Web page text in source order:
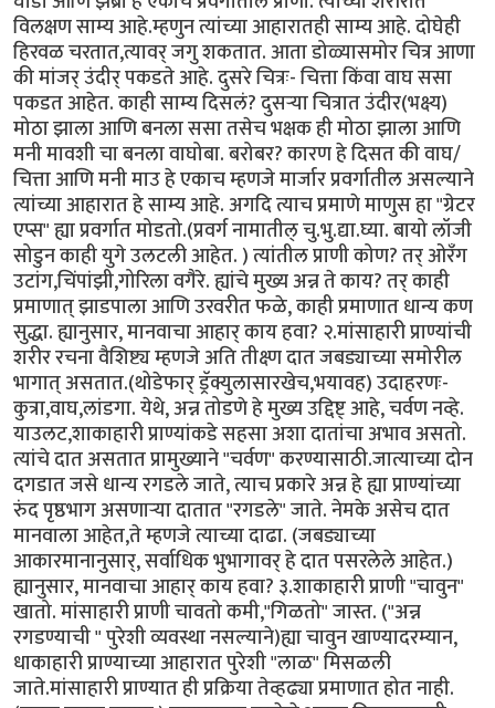
विलक्षण साम्य आहे.म्हणुन त्यांच्या आहारातही साम्य आहे. दोघेही
हिरवळ चरतात,त्यावर् जगु शकतात. आता डोळ्यासमोर चित्र आणा
की मांजर् उंदीर् पकडते आहे. दुसरे चित्रः- चित्ता किंवा वाघ ससा
पकडत आहेत. काही साम्य दिसलं? दुसर्‍या चित्रात उंदीर(भक्ष्य)
मोठा झाला आणि बनला ससा तसेच भक्षक ही मोठा झाला आणि
मनी मावशी चा बनला वाघोबा. बरोबर? कारण हे दिसत की वाघ/
चित्ता आणि मनी माउ हे एकाच म्हणजे मार्जार प्रवर्गातील असल्याने
त्यांच्या आहारात हे साम्य आहे. अगदि त्याच प्रमाणे माणुस हा "ग्रेटर
एप्स" ह्या प्रवर्गात मोडतो.(प्रवर्ग नामातील् चु.भु.द्या.घ्या. बायो लॉजी
सोडुन काही युगे उलटली आहेत. ) त्यांतील प्राणी कोण? तर् ओरँग
उटांग,चिंपांझी,गोरिला वगैरे. ह्यांचे मुख्य अन्न ते काय? तर् काही
प्रमाणात् झाडपाला आणि उरवरीत फळे, काही प्रमाणात धान्य कण
सुद्धा. ह्यानुसार, मानवाचा आहार् काय हवा? २.मांसाहारी प्राण्यांची
शरीर रचना वैशिष्ट्य म्हणजे अति तीक्ष्ण दात जबड्याच्या समोरील
भागात् असतात.(थोडेफार् ड्रॅक्युलासारखेच,भयावह) उदाहरणः-
कुत्रा,वाघ,लांडगा. येथे, अन्न तोडणे हे मुख्य उद्दिष्ट् आहे, चर्वण नव्हे.
याउलट,शाकाहारी प्राण्यांकडे सहसा अशा दातांचा अभाव असतो.
त्यांचे दात असतात प्रामुख्याने "चर्वण" करण्यासाठी.जात्याच्या दोन
दगडात जसे धान्य रगडले जाते, त्याच प्रकारे अन्न हे ह्या प्राण्यांच्या
रुंद पृष्ठभाग असणार्‍या दातात "रगडले" जाते. नेमके असेच दात
मानवाला आहेत,ते म्हणजे त्याच्या दाढा. (जबड्याच्या
आकारमानानुसार्, सर्वाधिक भुभागावर् हे दात पसरलेले आहेत.)
ह्यानुसार, मानवाचा आहार् काय हवा? ३.शाकाहारी प्राणी "चावुन"
खातो. मांसाहारी प्राणी चावतो कमी,"गिळतो" जास्त. ("अन्न
रगडण्याची " पुरेशी व्यवस्था नसल्याने)ह्या चावुन खाण्यादरम्यान,
धाकाहारी प्राण्याच्या आहारात पुरेशी "लाळ" मिसळली
जाते.मांसाहारी प्राण्यात ही प्रक्रिया तेव्हढ्या प्रमाणात होत नाही.